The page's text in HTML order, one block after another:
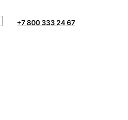
+7 800 333 24 67